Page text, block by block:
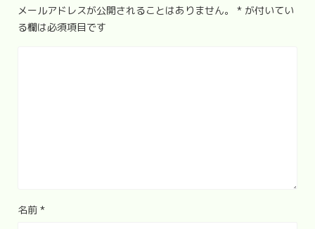
メールアドレスが公開されることはありません。 * が付いてい
る欄は必須項目です
名前 *